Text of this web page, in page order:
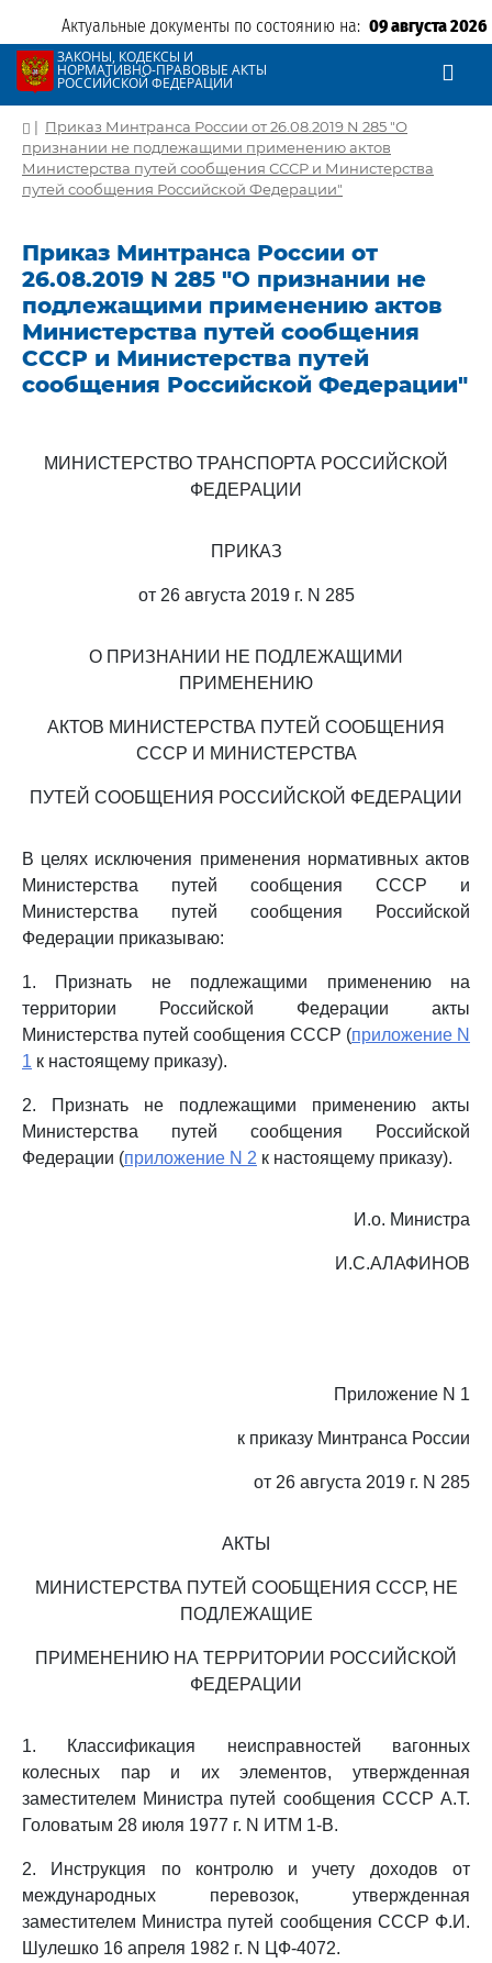
Актуальные документы по состоянию на: 09 августа 2026
ЗАКОНЫ, КОДЕКСЫ И
НОРМАТИВНО-ПРАВОВЫЕ АКТЫ
РОССИЙСКОЙ ФЕДЕРАЦИИ
| Приказ Минтранса России от 26.08.2019 N 285 "О
признании не подлежащими применению актов
Министерства путей сообщения СССР и Министерства
путей сообщения Российской Федерации"
Приказ Минтранса России от
26.08.2019 N 285 "О признании не
подлежащими применению актов
Министерства путей сообщения
СССР и Министерства путей
сообщения Российской Федерации"
МИНИСТЕРСТВО ТРАНСПОРТА РОССИЙСКОЙ
ФЕДЕРАЦИИ
ПРИКАЗ
от 26 августа 2019 г. N 285
О ПРИЗНАНИИ НЕ ПОДЛЕЖАЩИМИ
ПРИМЕНЕНИЮ
АКТОВ МИНИСТЕРСТВА ПУТЕЙ СООБЩЕНИЯ
СССР И МИНИСТЕРСТВА
ПУТЕЙ СООБЩЕНИЯ РОССИЙСКОЙ ФЕДЕРАЦИИ
В целях исключения применения нормативных актов
Министерства путей сообщения СССР и
Министерства путей сообщения Российской
Федерации приказываю:
1. Признать не подлежащими применению на
территории Российской Федерации акты
Министерства путей сообщения СССР (приложение N
1 к настоящему приказу).
2. Признать не подлежащими применению акты
Министерства путей сообщения Российской
Федерации (приложение N 2 к настоящему приказу).
И.о. Министра
И.С.АЛАФИНОВ
Приложение N 1
к приказу Минтранса России
от 26 августа 2019 г. N 285
АКТЫ
МИНИСТЕРСТВА ПУТЕЙ СООБЩЕНИЯ СССР, НЕ
ПОДЛЕЖАЩИЕ
ПРИМЕНЕНИЮ НА ТЕРРИТОРИИ РОССИЙСКОЙ
ФЕДЕРАЦИИ
1. Классификация неисправностей вагонных
колесных пар и их элементов, утвержденная
заместителем Министра путей сообщения СССР А.Т.
Головатым 28 июля 1977 г. N ИТМ 1-В.
2. Инструкция по контролю и учету доходов от
международных перевозок, утвержденная
заместителем Министра путей сообщения СССР Ф.И.
Шулешко 16 апреля 1982 г. N ЦФ-4072.